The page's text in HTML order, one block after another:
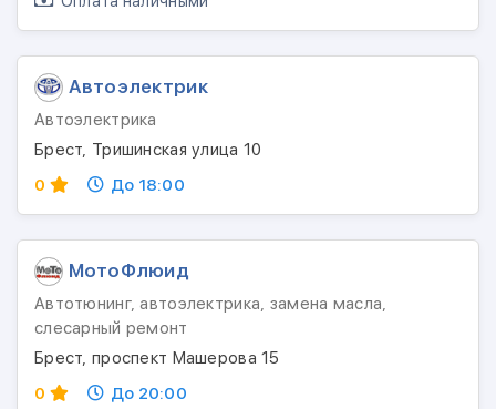
Автоэлектрик
Автоэлектрика
Брест, Тришинская улица 10
0
До 18:00
МотоФлюид
Автотюнинг, автоэлектрика, замена масла,
слесарный ремонт
Брест, проспект Машерова 15
0
До 20:00